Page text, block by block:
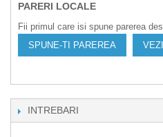
PARERI LOCALE
Fii primul care isi spune parerea
SPUNE-TI PAREREA
INTREBARI